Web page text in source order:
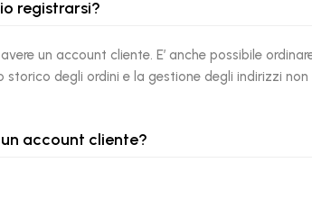
registrarsi?
un account cliente. E’ anche possibile
degli ordini e la gestione degli indirizzi non
account cliente?